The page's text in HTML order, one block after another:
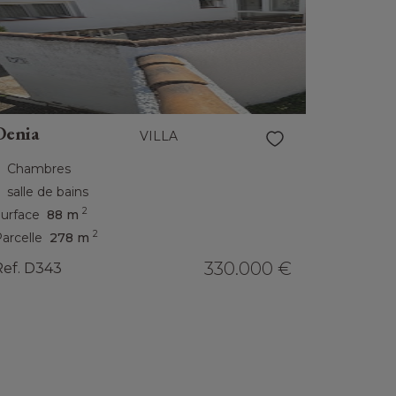
VILLA
Chambres
salle de bains
88 m 2
278 m 2
D343 330.000 €